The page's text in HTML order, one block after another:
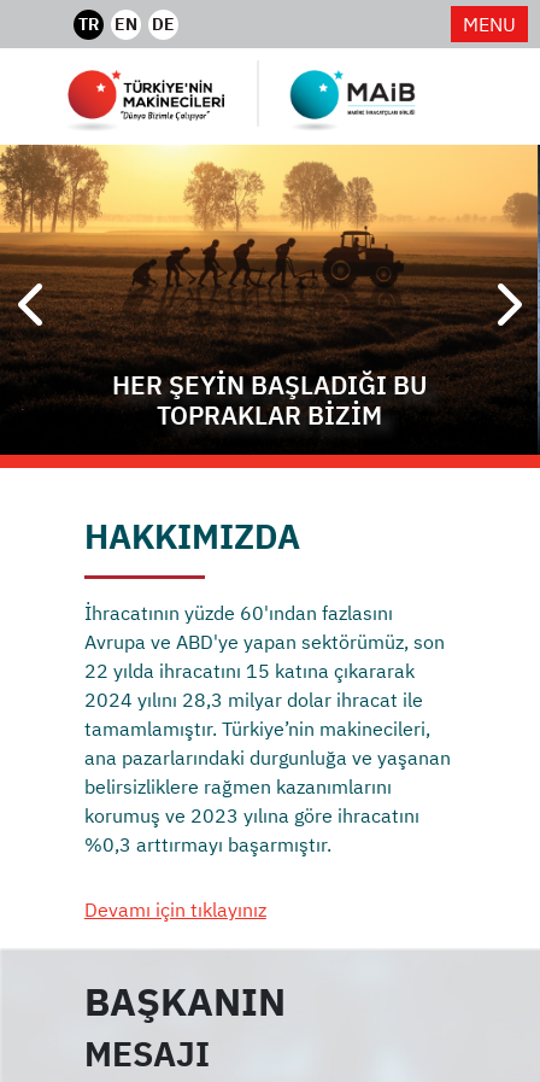
TR EN DE MENU
HER ŞEYİN BAŞLADIĞI BU
TOPRAKLAR BİZİM
HAKKIMIZDA
İhracatının yüzde 60'ından fazlasını
Avrupa ve ABD'ye yapan sektörümüz, son
22 yılda ihracatını 15 katına çıkararak
2024 yılını 28,3 milyar dolar ihracat ile
tamamlamıştır. Türkiye’nin makinecileri,
ana pazarlarındaki durgunluğa ve yaşanan
belirsizliklere rağmen kazanımlarını
korumuş ve 2023 yılına göre ihracatını
%0,3 arttırmayı başarmıştır.
Devamı için tıklayınız
BAŞKANIN
MESAJI